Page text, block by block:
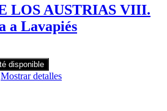
LOS AUSTRIAS VIII.
a Lavapiés
disponible
Mostrar detalles